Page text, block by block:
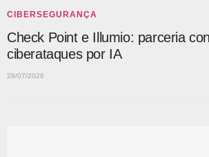
CIBERSEGURANÇA
Check Point e Illumio: parceria
ciberataques por IA
28/07/2026